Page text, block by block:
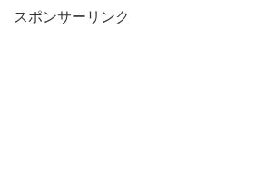
スポンサーリンク